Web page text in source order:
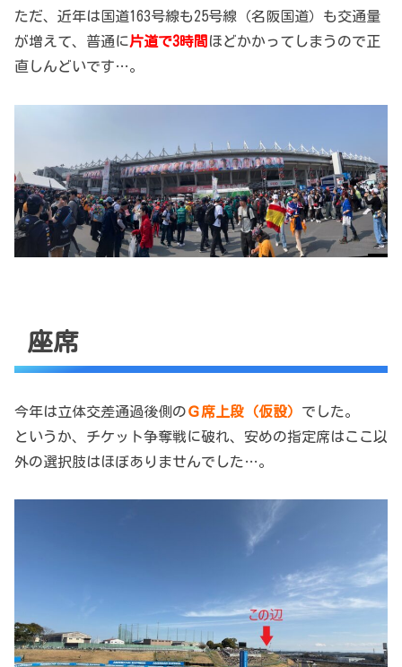
ただ、近年は国道163号線も25号線（名阪国道）も交通量
が増えて、普通に片道で3時間 ほどかかってしまうので正
直しんどいです…。
座席
今年は立体交差通過後側のＧ席上段（仮設） でした。
というか、チケット争奪戦に破れ、安めの指定席はここ以
外の選択肢はほぼありませんでした…。